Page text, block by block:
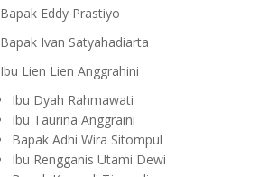
Bapak Eddy Prastiyo
Bapak Ivan Satyahadiarta
Ibu Lien Lien Anggrahini
Ibu Dyah Rahmawati
Ibu Taurina Anggraini
Bapak Adhi Wira Sitompul
Ibu Rengganis Utami Dewi